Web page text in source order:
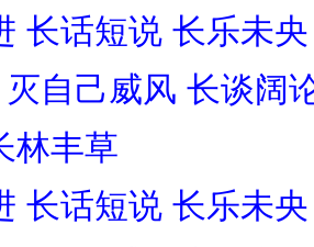
长话短说 长乐未央
自己威风 长谈阔
林丰草
长话短说 长乐未央